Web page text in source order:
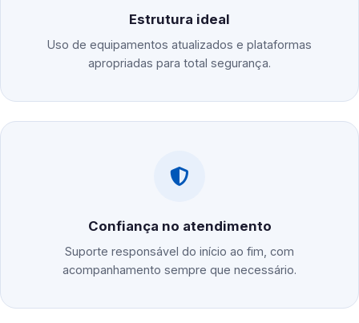
Estrutura ideal
Uso de equipamentos atualizados e plataformas
apropriadas para total segurança.
Confiança no atendimento
Suporte responsável do início ao fim, com
acompanhamento sempre que necessário.